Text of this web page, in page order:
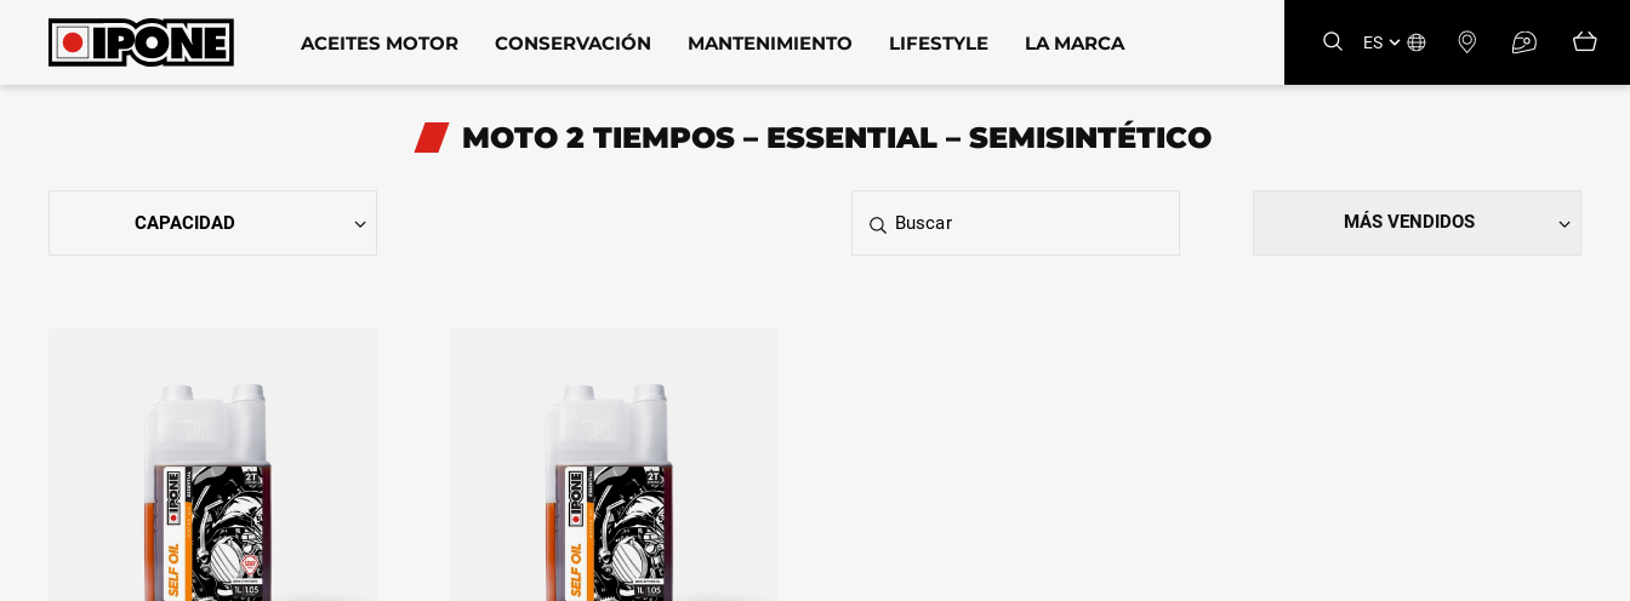
Ipone
ACEITES MOTOR
CONSERVACIÓN MANTENIMIENTO LIFESTYLE LA MARCA ES
EN IT DE
MOTO 2 TIEMPOS – ESSENTIAL – SEMISINTÉTICO
MÁS VENDIDOS